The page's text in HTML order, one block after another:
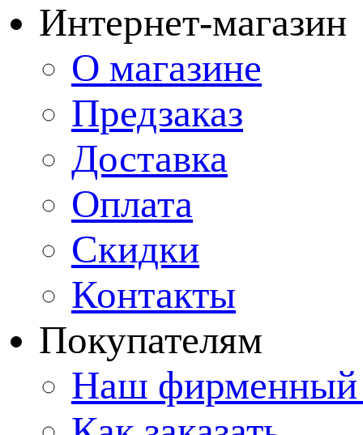
Интернет-магазин
О магазине
Предзаказ
Доставка
Оплата
Скидки
Контакты
Покупателям
Наш фирменный